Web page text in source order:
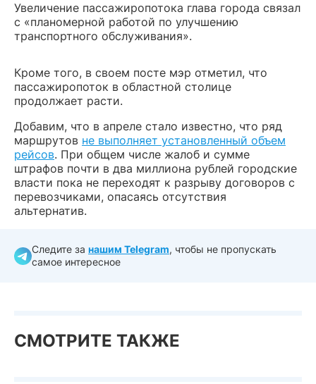
Увеличение пассажиропотока глава города связал
с «планомерной работой по улучшению
транспортного обслуживания».
Кроме того, в своем посте мэр отметил, что
пассажиропоток в областной столице
продолжает расти.
Добавим, что в апреле стало известно, что ряд
маршрутов не выполняет установленный объем
рейсов. При общем числе жалоб и сумме
штрафов почти в два миллиона рублей городские
власти пока не переходят к разрыву договоров с
перевозчиками, опасаясь отсутствия
альтернатив.
Следите за нашим Telegram, чтобы не пропускать
самое интересное
СМОТРИТЕ ТАКЖЕ